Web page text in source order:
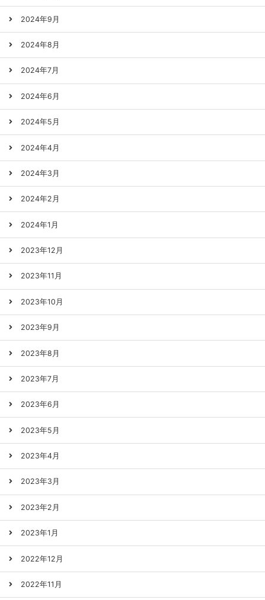
2024年9月
2024年8月
2024年7月
2024年6月
2024年5月
2024年4月
2024年3月
2024年2月
2024年1月
2023年12月
2023年11月
2023年10月
2023年9月
2023年8月
2023年7月
2023年6月
2023年5月
2023年4月
2023年3月
2023年2月
2023年1月
2022年12月
2022年11月